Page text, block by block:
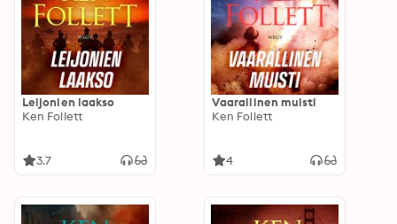
Leijonien laakso
Ken Follett
3.7
Vaarallinen muisti
Ken Follett
4